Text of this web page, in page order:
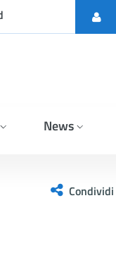
News
Condividi